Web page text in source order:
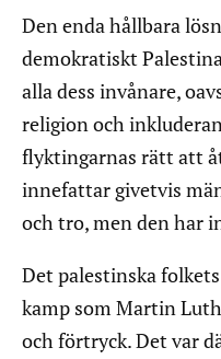
Den enda hållbara
demokratiskt
alla dess invånare,
religion och
flyktingarnas rätt att
innefattar givetvis
och tro, men den har
Det palestinska
kamp som Martin
och förtryck. Det var